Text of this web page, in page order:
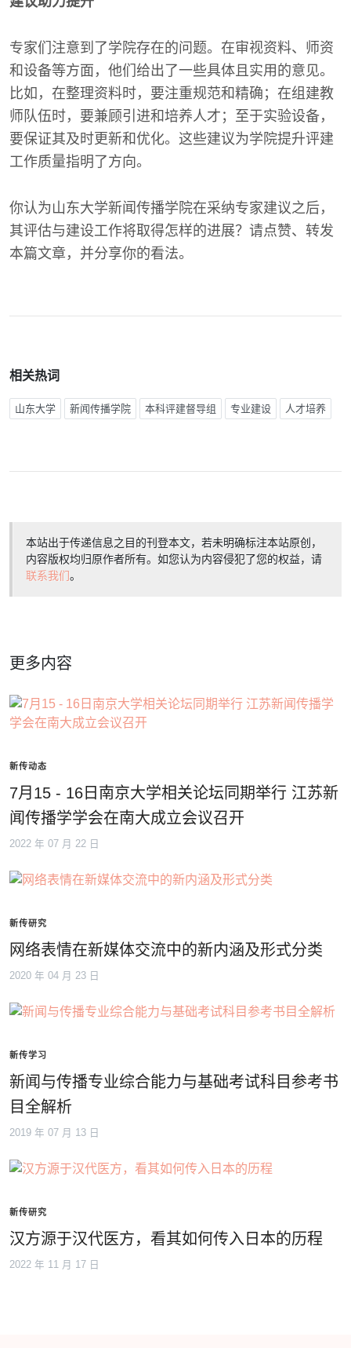
专家们注意到了学院存在的问题。在审视资料、师资
和设备等方面，他们给出了一些具体且实用的意见。
比如，在整理资料时，要注重规范和精确；在组建教
师队伍时，要兼顾引进和培养人才；至于实验设备，
要保证其及时更新和优化。这些建议为学院提升评建
工作质量指明了方向。
你认为山东大学新闻传播学院在采纳专家建议之后，
其评估与建设工作将取得怎样的进展？请点赞、转发
本篇文章，并分享你的看法。
相关热词
山东大学 新闻传播学院 本科评建督导组 专业建设 人才培养
本站出于传递信息之目的刊登本文，若未明确标注本站原创，
内容版权均归原作者所有。如您认为内容侵犯了您的权益，请
联系我们。
更多内容
新传动态
7月15 - 16日南京大学相关论坛同期举行 江苏新
闻传播学学会在南大成立会议召开
2022 年 07 月 22 日
新传研究
网络表情在新媒体交流中的新内涵及形式分类
2020 年 04 月 23 日
新传学习
新闻与传播专业综合能力与基础考试科目参考书
目全解析
2019 年 07 月 13 日
新传研究
汉方源于汉代医方，看其如何传入日本的历程
2022 年 11 月 17 日